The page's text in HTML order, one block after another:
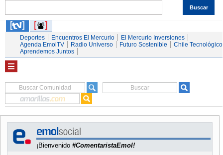
Buscar
Servicios
Deportes Encuentros El Mercurio
El Mercurio Inversiones
Agenda EmolTV
Radio Universo Futuro Sostenible
Chile Tecnológico
Aprendemos Juntos
¡Bienvenido #ComentaristaEmol!